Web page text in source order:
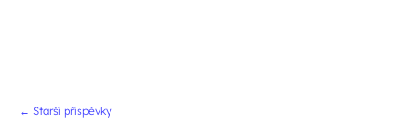
← Starší příspěvky